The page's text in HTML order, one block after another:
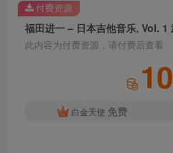
此内容为付费资源，请付费后查看
10
白金天使 免费
付费资源